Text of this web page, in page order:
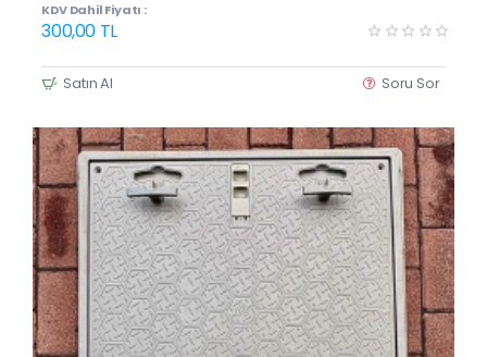
KDV Dahil Fiyatı :
300,00 TL
Satın Al Soru Sor